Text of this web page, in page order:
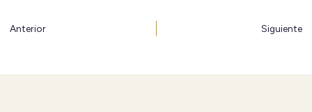
Ant
Anterior Siguiente